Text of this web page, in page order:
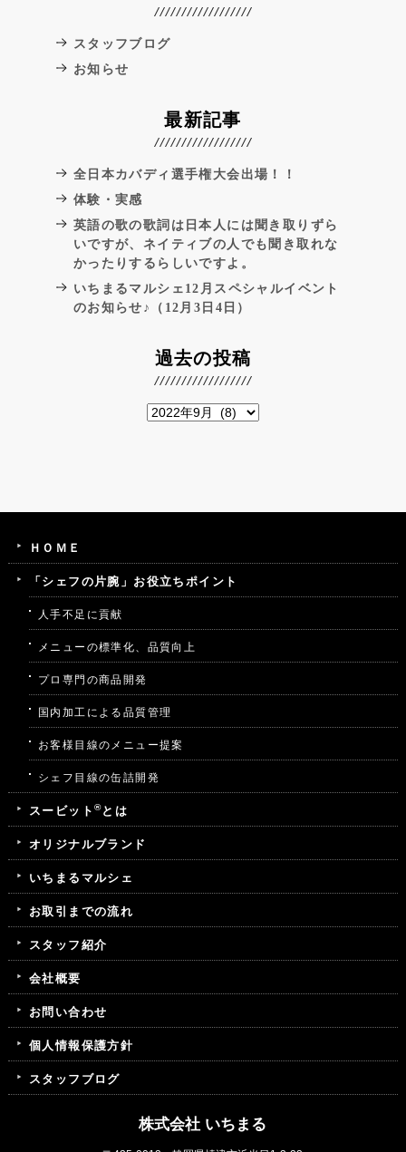
スタッフブログ
お知らせ
最新記事
全日本カバディ選手権大会出場！！
体験・実感
英語の歌の歌詞は日本人には聞き取りずら
いですが、ネイティブの人でも聞き取れな
かったりするらしいですよ。
いちまるマルシェ12月スペシャルイベント
のお知らせ♪（12月3日4日）
過去の投稿
ＨＯＭＥ
「シェフの片腕」お役立ちポイント
人手不足に貢献
メニューの標準化、品質向上
プロ専門の商品開発
国内加工による品質管理
お客様目線のメニュー提案
シェフ目線の缶詰開発
スービット ®とは
オリジナルブランド
いちまるマルシェ
お取引までの流れ
スタッフ紹介
会社概要
お問い合わせ
個人情報保護方針
スタッフブログ
株式会社 いちまる